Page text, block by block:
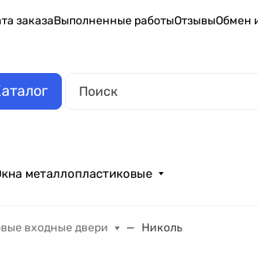
заказаВыполненные работыОтзывыОбмен
металлопластиковые
входные двери Николь